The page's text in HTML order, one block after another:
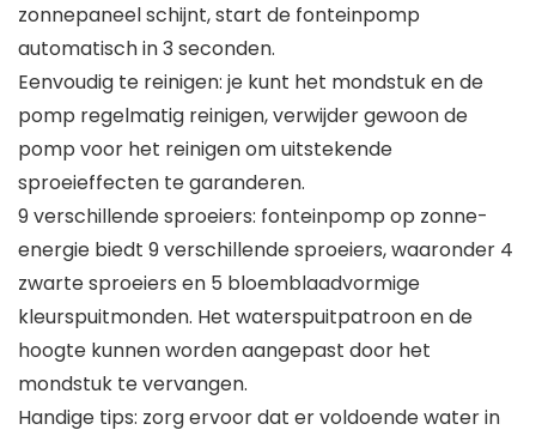
zonnepaneel schijnt, start de fonteinpomp
automatisch in 3 seconden.
Eenvoudig te reinigen: je kunt het mondstuk en de
pomp regelmatig reinigen, verwijder gewoon de
pomp voor het reinigen om uitstekende
sproeieffecten te garanderen.
9 verschillende sproeiers: fonteinpomp op zonne-
energie biedt 9 verschillende sproeiers, waaronder 4
zwarte sproeiers en 5 bloemblaadvormige
kleurspuitmonden. Het waterspuitpatroon en de
hoogte kunnen worden aangepast door het
mondstuk te vervangen.
Handige tips: zorg ervoor dat er voldoende water in